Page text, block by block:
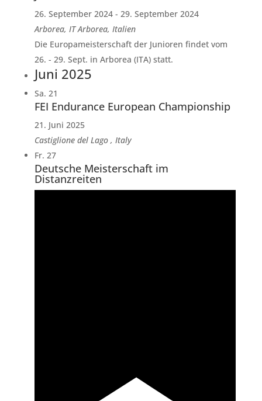
26. September 2024- 29. September 2024
Arborea, ITArborea, Italien
Die Europameisterschaft der Junioren findet vom
26. - 29. Sept. in Arborea (ITA) statt.
Juni 2025
Sa. 21
FEI Endurance European Championship
21. Juni 2025
Castiglione del Lago , Italy
Fr. 27
Deutsche Meisterschaft im
Distanzreiten